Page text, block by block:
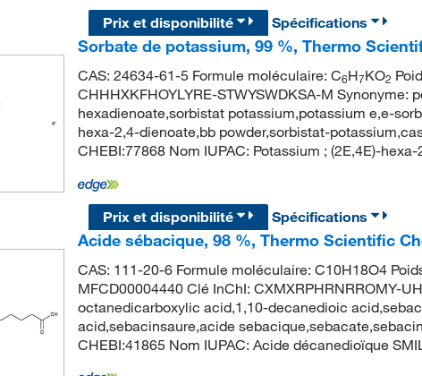
Prix et disponibilité
Spécifications
Sorbate de potassium, 99 %, Thermo
CAS: 24634-61-5 Formule moléculaire: C6H7KO2
CHHHXKFHOYLYRE-STWYSWDKSA-M
hexadienoate,sorbistat potassium,potassium e,e-
hexa-2,4-dienoate,bb powder,sorbistat-
CHEBI:77868 Nom IUPAC: Potassium ; (2E,4E)-
Prix et disponibilité
Spécifications
Acide sébacique, 98 %, Thermo Scientific
CAS: 111-20-6 Formule moléculaire: C10H18O4
MFCD00004440 Clé InChI: CXMXRPHRNRROMY-
octanedicarboxylic acid,1,10-decanedioic
acid,sebacinsaure,acide
CHEBI:41865 Nom IUPAC: Acide décanedioïque